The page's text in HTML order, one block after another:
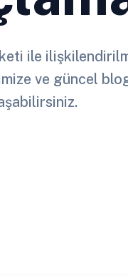
ile
ve güncel blog